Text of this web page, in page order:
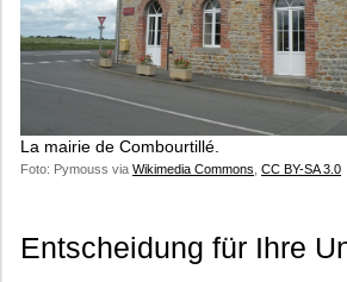
La mairie de Combourtillé.
Foto: Pymouss via Wikimedia Commons CC BY-SA 3.0
Entscheidung für Ihre